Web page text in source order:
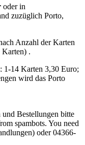
oder in
zuzüglich Porto,
Anzahl der Karten
.
1-14 Karten 3,30 Euro;
wird das Porto
Bestellungen bitte
spambots. You need
oder 04366-